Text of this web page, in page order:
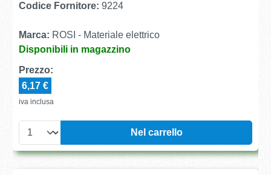
Codice Fornitore: 9224
Marca: ROSI - Materiale elettrico
Disponibili in magazzino
Prezzo:
6,17 €
iva inclusa
Nel carrello